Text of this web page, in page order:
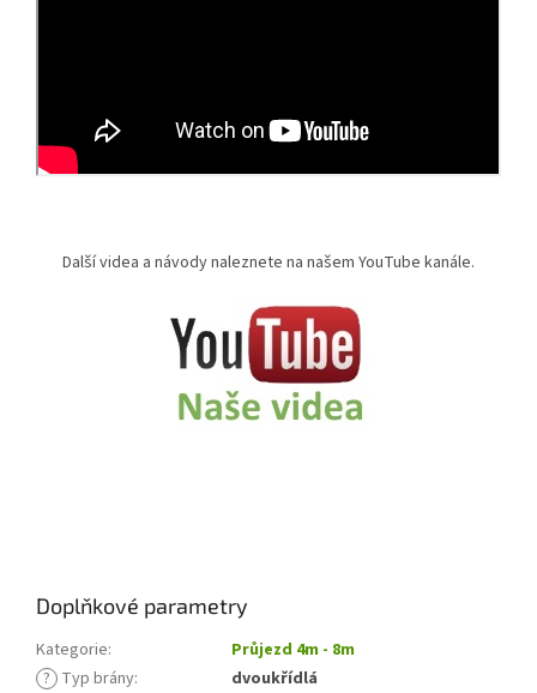
Další videa a návody naleznete na našem YouTube kanále.
Doplňkové parametry
Kategorie:
Průjezd 4m - 8m
? Typ brány:
dvoukřídlá